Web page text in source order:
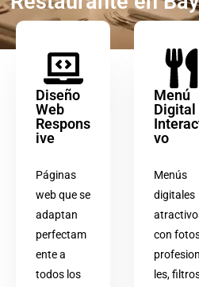
Diseño
Web
Respons
ive
Páginas
web que se
adaptan
perfectam
ente a
todos los
Menú
Digital
vo
Menús
digitales
con
les,